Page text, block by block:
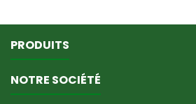
PRODUITS
NOTRE SOCIÉTÉ